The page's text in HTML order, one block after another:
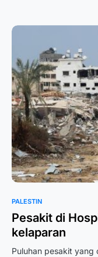
PALESTIN
Pesakit di
kelaparan
Puluhan pesakit yang